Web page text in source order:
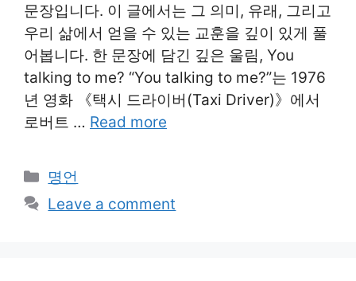
문장입니다. 이 글에서는 그 의미, 유래, 그리고
우리 삶에서 얻을 수 있는 교훈을 깊이 있게 풀
어봅니다. 한 문장에 담긴 깊은 울림, You
talking to me? “You talking to me?”는 1976
년 영화 《택시 드라이버(Taxi Driver)》에서
로버트 … Read more
Categories
명언
Leave a comment